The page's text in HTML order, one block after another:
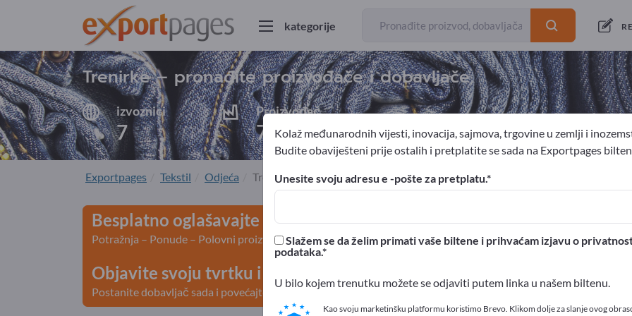
kategorije
Trenirke – pronađite proizvođače i dobavljače
izvoznici
7
Proizvođač
7
Exportpages Tekstil Odjeća Trenirke
Besplatno oglašavajte na Exportpages!
Potražnja – Ponude – Polovni proizvodi – Poslovni kontakti >> počnite ovdje
Objavite svoju tvrtku i svoje proizvode na Exportpages
Postanite dobavljač sada i povećajte vidljivost>> objavite ovdje
Kolaž međunarodnih vijesti, inovacija, sajmova, trgovine u zemlji i
Budite obaviješteni prije ostalih i pretplatite se sada na Exportpages
Unesite svoju adresu e -pošte za pretplatu.
Slažem se da želim primati vaše biltene i prihvaćam izjavu o
podataka.
U bilo kojem trenutku možete se odjaviti putem linka u našem biltenu.
Kao svoju marketinšku platformu koristimo Brevo. Klikom dolje za slanje ovog